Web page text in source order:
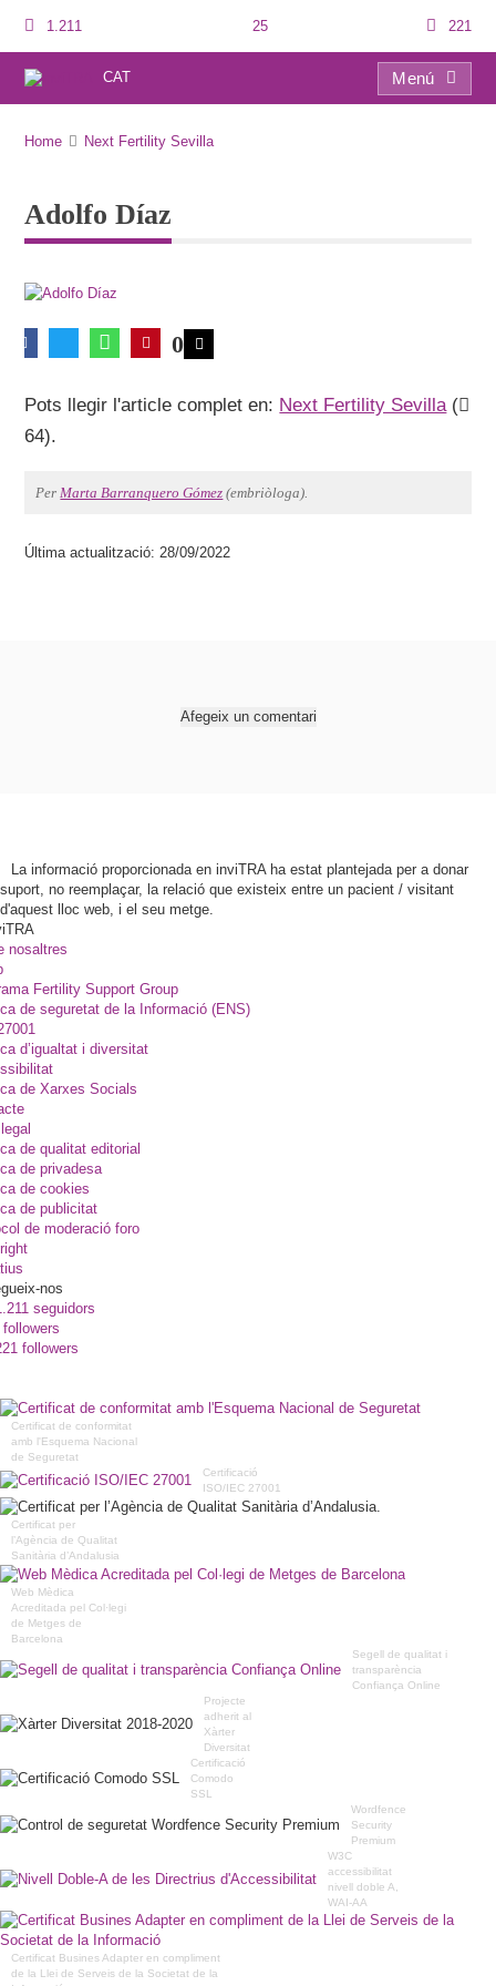
1.211 25 221
CAT
Menú
Home Next Fertility Sevilla
Adolfo Díaz
0
Pots llegir l'article complet en: Next Fertility Sevilla(
64).
PerMarta Barranquero Gómez (embriòloga).
Última actualització: 28/09/2022
Afegeix un comentari
La informació proporcionada en inviTRA ha estat plantejada per a donar
suport, no reemplaçar, la relació que existeix entre un pacient / visitant
d'aquest lloc web, i el seu metge.
nosaltres
Fertility Support Group
de seguretat de la Informació (ENS)
d’igualtat i diversitat
de Xarxes Socials
de qualitat editorial
de privadesa
de cookies
de publicitat
de moderació foro
nos
seguidors
followers
followers
Certificat de conformitat
amb l'Esquema Nacional
de Seguretat
Certificació
ISO/IEC 27001
Certificat per
l’Agència de Qualitat
Sanitària d’Andalusia
Web Mèdica
Acreditada pel Col·legi
de Metges de
Barcelona
Segell de qualitat i
transparència
Confiança Online
Projecte
adherit al
Xàrter
Diversitat
Certificació
Comodo
SSL
Wordfence
Security
Premium
W3C
accessibilitat
nivell doble A,
WAI-AA
Certificat Busines Adapter en compliment
de la Llei de Serveis de la Societat de la